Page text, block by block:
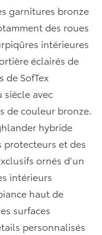
garnitures bronze
des roues
intérieures
éclairés de
de SofTex
siècle avec
de couleur bronze.
hybride
protecteurs et des
ornés d’un
intérieurs
haut de
surfaces
personnalisés